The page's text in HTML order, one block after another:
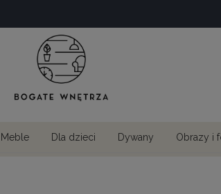
Meble Dla dzieci Dywany Obrazy i